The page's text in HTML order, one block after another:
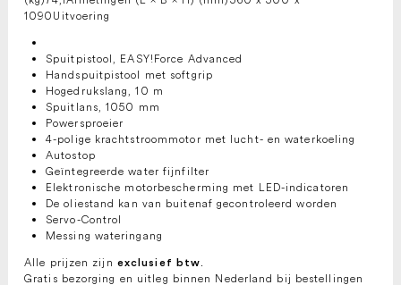
1090Uitvoering
Spuitpistool, EASY!Force Advanced
Handspuitpistool met softgrip
Hogedrukslang, 10 m
Spuitlans, 1050 mm
Powersproeier
4-polige krachtstroommotor met lucht- en waterkoeling
Autostop
Geïntegreerde water fijnfilter
Elektronische motorbescherming met LED-indicatoren
De oliestand kan van buitenaf gecontroleerd worden
Servo-Control
Messing wateringang
Alle prijzen zijn exclusief btw.
Gratis bezorging en uitleg binnen Nederland bij bestellingen